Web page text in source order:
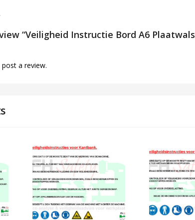
“Veiligheid Instructie Bord A6 Plaatwals
a review.